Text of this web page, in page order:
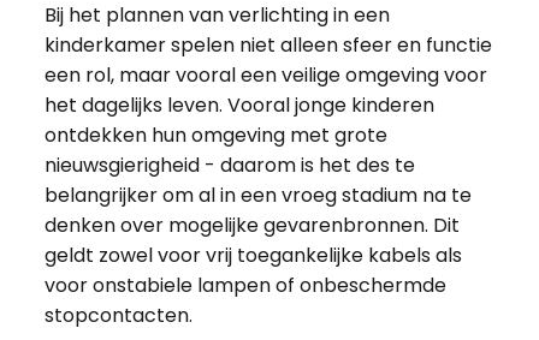
Bij het plannen van verlichting in een
kinderkamer spelen niet alleen sfeer en functie
een rol, maar vooral een veilige omgeving voor
het dagelijks leven. Vooral jonge kinderen
ontdekken hun omgeving met grote
nieuwsgierigheid - daarom is het des te
belangrijker om al in een vroeg stadium na te
denken over mogelijke gevarenbronnen. Dit
geldt zowel voor vrij toegankelijke kabels als
voor onstabiele lampen of onbeschermde
stopcontacten.